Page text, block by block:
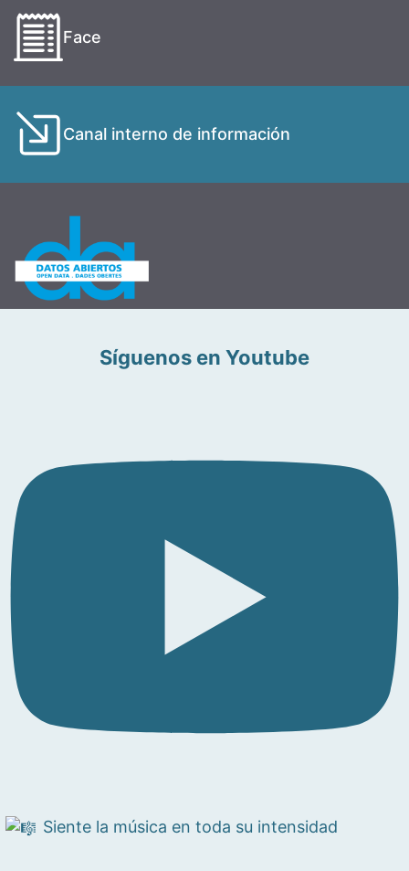
Face
Canal interno de información
Síguenos en Youtube
Siente la música en toda su intensidad